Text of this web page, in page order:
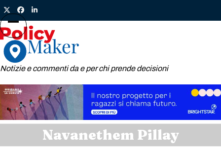
Skip
to
content
TwitterFacebook
LinkedIn
Notizie e commenti da e per chi prende decisioni
Open
mobile
menu
Close
mobile
menu
Navanethem Pillay